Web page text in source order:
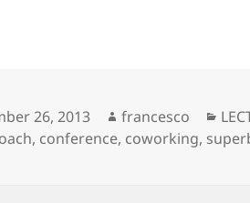
26, 2013 Author
francesco
, conference, coworking,